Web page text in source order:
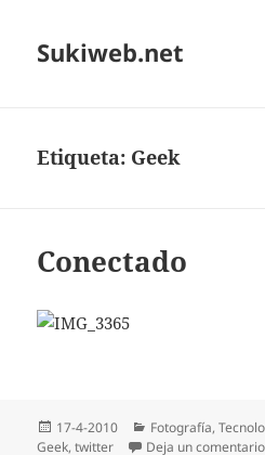
Sukiweb.net
Etiqueta: Geek
Conectado
Publicado
el
17-4-2010 Categorías
Fotografí­a,
Geek,twitter Deja un comentario